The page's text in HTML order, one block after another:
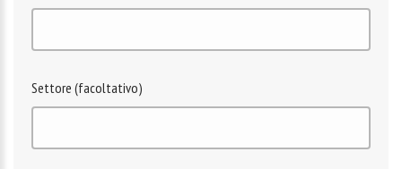
Settore (facoltativo)